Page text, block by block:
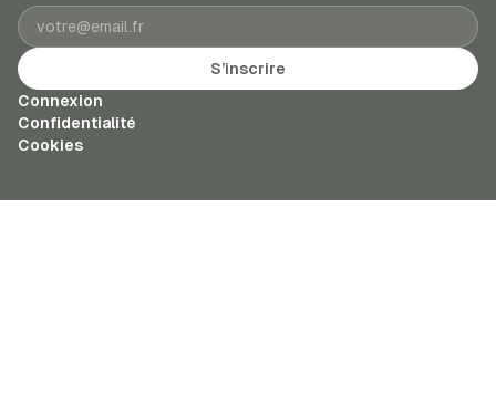
Adresse e-mail
S’inscrire
Connexion
Confidentialité
Cookies